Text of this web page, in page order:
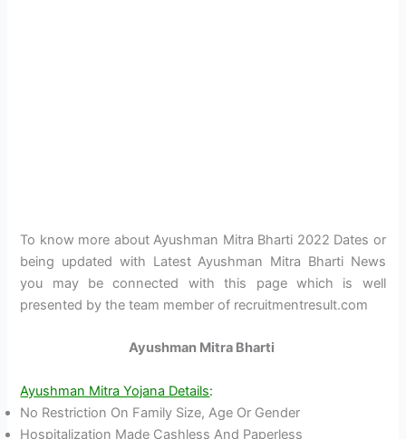
To know more about Ayushman Mitra Bharti 2022 Dates or
being updated with Latest Ayushman Mitra Bharti News
you may be connected with this page which is well
presented by the team member of recruitmentresult.com
Ayushman Mitra Bharti
Ayushman Mitra Yojana Details:
No Restriction On Family Size, Age Or Gender
Hospitalization Made Cashless And Paperless